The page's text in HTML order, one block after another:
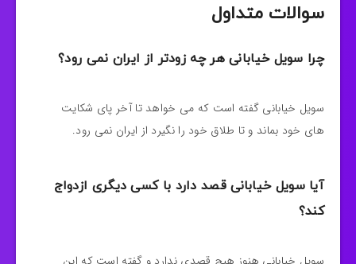
سوالات متداول
چرا سویل خیابانی هر چه زودتر از ایران نمی رود؟
سویل خیابانی گفته است که می خواهد تا آخر پای شکایت
های خود بماند و تا طلاق خود را نگیرد از ایران نمی رود.
آیا سویل خیابانی قصد دارد با کسی دیگری ازدواج
کند؟